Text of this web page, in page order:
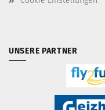
UNSERE PARTNER